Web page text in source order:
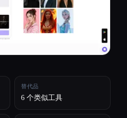
替代品
6 个类似工具